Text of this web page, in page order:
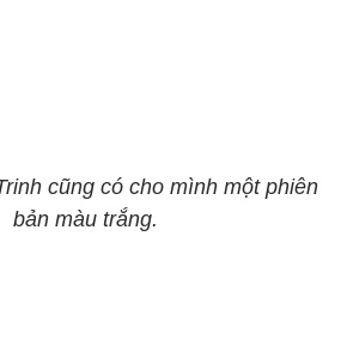
cũng có cho mình một phiên
bản màu trắng.